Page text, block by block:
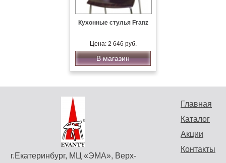
Кухонные стулья Franz
Цена: 2 646 руб.
В магазин
Главная
Каталог
Акции
Контакты
г.Екатеринбург, МЦ «ЭМА», Верх-